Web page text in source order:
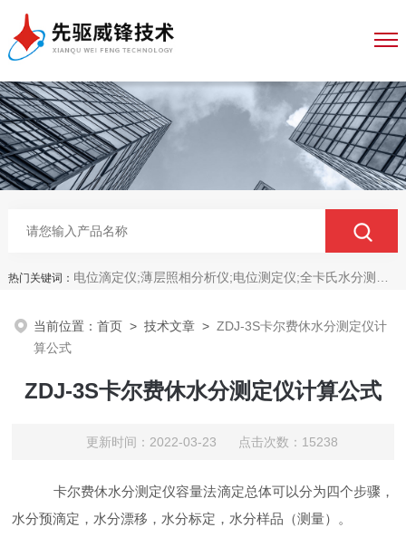
热门关键词： 电位滴定仪;薄层照相分析仪;电位测定仪;全卡氏水分测定仪;全自动永停滴定仪;菌落计数分析仪;抑菌圈测量仪;抑菌圈分析仪
当前位置：首页 >技术文章 >ZDJ-3S卡尔费休水分测定仪计
算公式
ZDJ-3S卡尔费休水分测定仪计算公式
更新时间：2022-03-23 点击次数：15238
卡尔费休水分测定仪容量法滴定总体可以分为四个步骤，
水分预滴定，水分漂移，水分标定，水分样品（测量） 。